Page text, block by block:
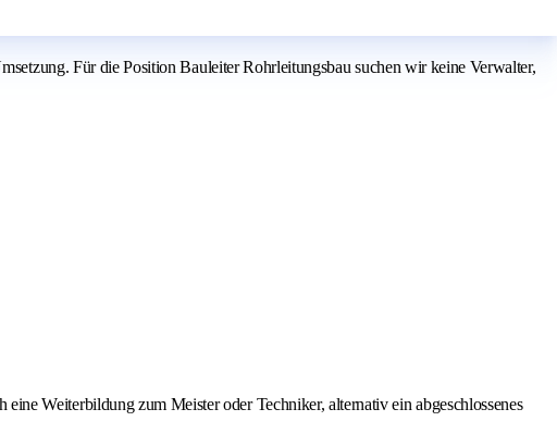
Für die Position Bauleiter Rohrleitungsbau suchen wir keine Verwalter,
Weiterbildung zum Meister oder Techniker, alternativ ein abgeschlossenes